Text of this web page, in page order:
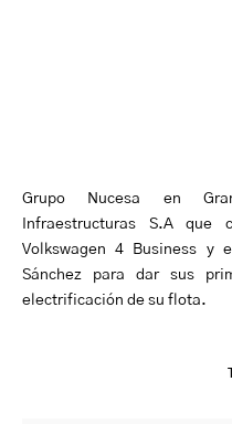
Grupo Nucesa en
Infraestructuras S.A
Volkswagen 4 Business y
Sánchez para dar sus
electrificación de su flota.